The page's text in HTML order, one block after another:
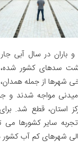
و باران در سال آبی
سدهای کشور شده،
شهرها از جمله
مواجه شدند و
استان، قطع شد. برای
سایر کشورها می
شهرهای کم آب کشور